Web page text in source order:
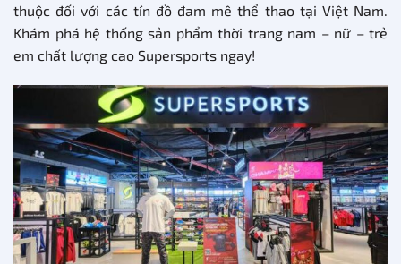
thuộc đối với các tín đồ đam mê thể thao tại Việt Nam.
Khám phá hệ thống sản phẩm thời trang nam – nữ – trẻ
em chất lượng cao Supersports ngay!